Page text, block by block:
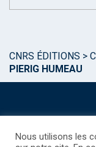
CNRS ÉDITIONS >
PIERIG HUMEAU
Nous utilisons les